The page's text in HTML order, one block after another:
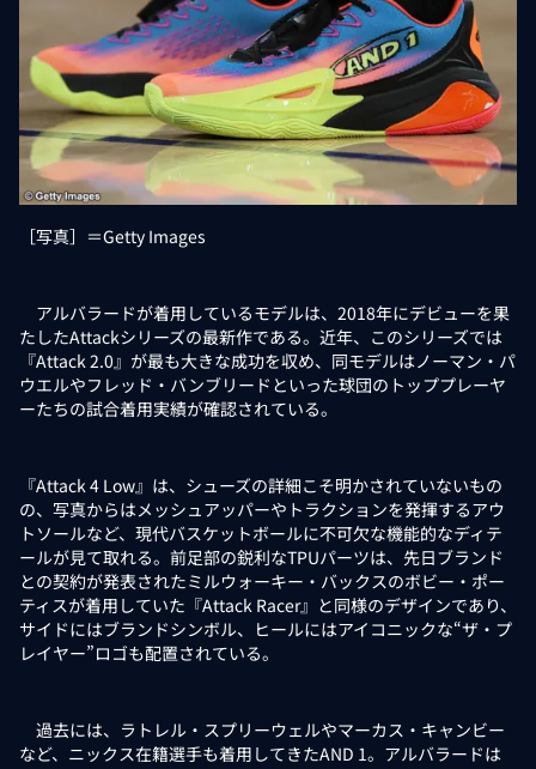
［写真］＝Getty Images
アルバラードが着用しているモデルは、2018年にデビューを果
たしたAttackシリーズの最新作である。近年、このシリーズでは
『Attack 2.0』が最も大きな成功を収め、同モデルはノーマン・パ
ウエルやフレッド・バンブリードといった球団のトッププレーヤ
ーたちの試合着用実績が確認されている。
『Attack 4 Low』は、シューズの詳細こそ明かされていないもの
の、写真からはメッシュアッパーやトラクションを発揮するアウ
トソールなど、現代バスケットボールに不可欠な機能的なディテ
ールが見て取れる。前足部の鋭利なTPUパーツは、先日ブランド
との契約が発表されたミルウォーキー・バックスのボビー・ポー
ティスが着用していた『Attack Racer』と同様のデザインであり、
サイドにはブランドシンボル、ヒールにはアイコニックな“ザ・プ
レイヤー”ロゴも配置されている。
過去には、ラトレル・スプリーウェルやマーカス・キャンビー
など、ニックス在籍選手も着用してきたAND 1。アルバラードは